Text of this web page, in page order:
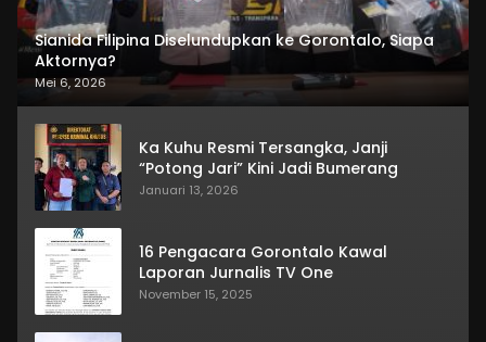
Sianida Filipina Diselundupkan ke Gorontalo, Siapa
Aktornya?
Mei 6, 2026
Ka Kuhu Resmi Tersangka, Janji
“Potong Jari” Kini Jadi Bumerang
Januari 13, 2026
16 Pengacara Gorontalo Kawal
Laporan Jurnalis TV One
November 15, 2025